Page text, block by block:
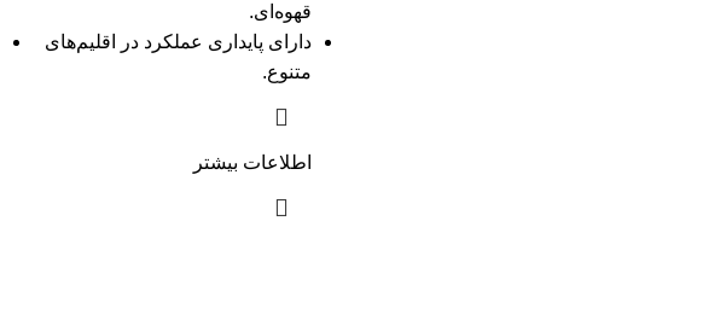
قهوه‌ای.
دارای پایداری عملکرد در اقلیم‌های
متنوع.
اطلاعات بیشتر